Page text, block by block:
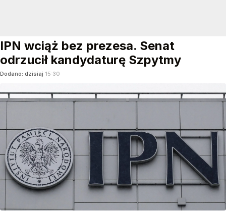
IPN wciąż bez prezesa. Senat
odrzucił kandydaturę Szpytmy
Dodano: dzisiaj 15:30